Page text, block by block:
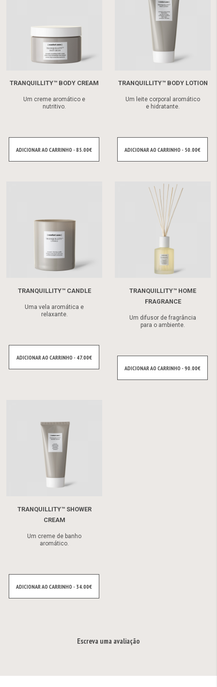
TRANQUILLITY™ BODY CREAM
Um creme aromático e
nutritivo.
ADICIONAR AO CARRINHO - 85.00€
TRANQUILLITY™ BODY LOTION
Um leite corporal aromático
e hidratante.
ADICIONAR AO CARRINHO - 50.00€
TRANQUILLITY™ CANDLE
Uma vela aromática e
relaxante.
ADICIONAR AO CARRINHO - 47.00€
TRANQUILLITY™ HOME
FRAGRANCE
Um difusor de fragrância
para o ambiente.
ADICIONAR AO CARRINHO - 90.00€
TRANQUILLITY™ SHOWER
CREAM
Um creme de banho
aromático.
ADICIONAR AO CARRINHO - 34.00€
Escreva uma avaliação